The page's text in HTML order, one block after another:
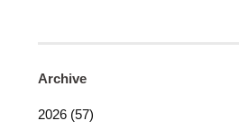
Archive
2026 (57)